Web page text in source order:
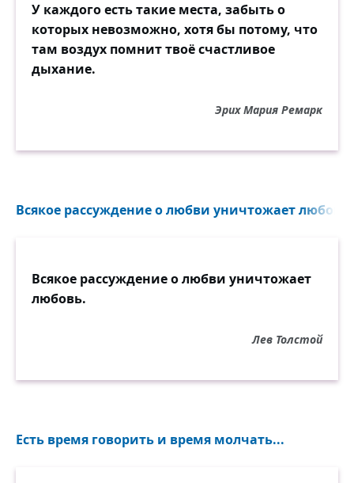
У каждого есть такие места, забыть о
которых невозможно, хотя бы потому, что
там воздух помнит твоё счастливое
дыхание.
Эрих Мария Ремарк
Всякое рассуждение о любви уничтожает
Всякое рассуждение о любви уничтожает
любовь.
Лев Толстой
Есть время говорить и время молчать...